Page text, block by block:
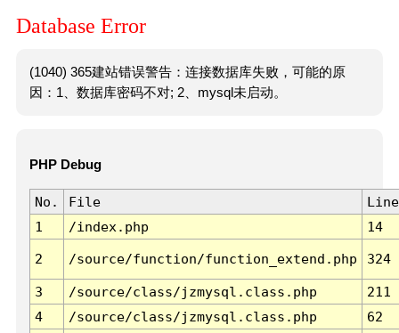
Database Error
(1040) 365建站错误警告：连接数据库失败，可能的原
因：1、数据库密码不对; 2、mysql未启动。
PHP Debug
No. File
Line
1
/index.php 14
2 /source/function/function_extend.php 324
3 /source/class/jzmysql.class.php
211
4
/source/class/jzmysql.class.php
62